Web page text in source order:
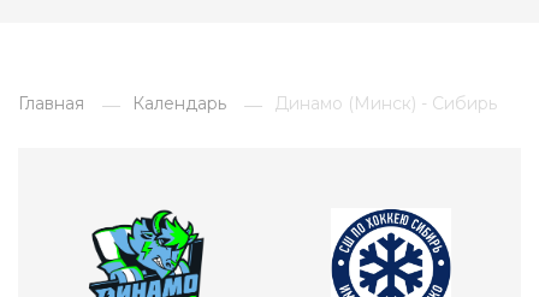
Главная Календарь Динамо (Минск) - Сибирь